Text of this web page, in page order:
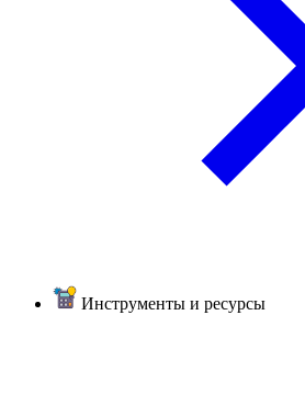
Инструменты и ресурсы